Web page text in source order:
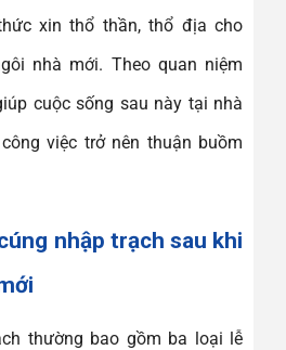
xin thổ thần, thổ địa cho
nhà mới. Theo quan niệm
cuộc sống sau này tại nhà
việc trở nên thuận buồm
nhập trạch sau khi
thường bao gồm ba loại lễ